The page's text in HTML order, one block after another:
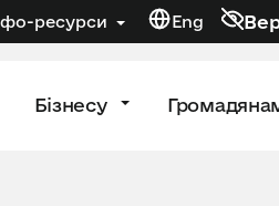
ресурси Eng
Бізнесу